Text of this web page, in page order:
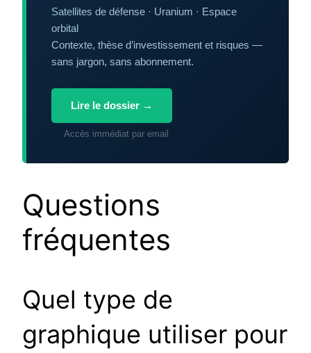
Satellites de défense · Uranium · Espace
orbital
Contexte, thèse d’investissement et risques —
sans jargon, sans abonnement.
Lire le dossier →
Accès immédiat par email
Questions
fréquentes
Quel type de
graphique utiliser pour